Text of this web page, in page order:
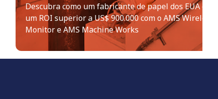
Descubra como um fabricante de papel dos EUA
um ROI superior a US$ 900.000 com o AMS
Monitor e AMS Machine Works